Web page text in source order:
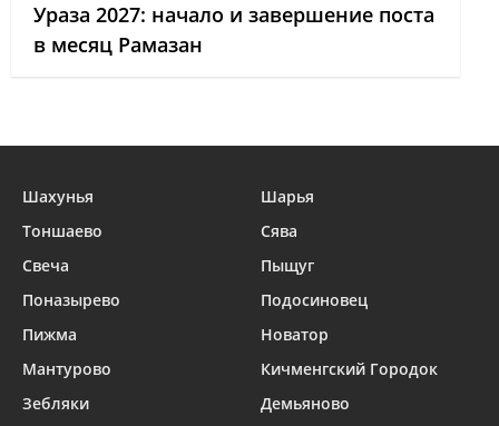
Ураза 2027: начало и завершение поста
в месяц Рамазан
Шахунья
Шарья
Тоншаево
Сява
Свеча
Пыщуг
Поназырево
Подосиновец
Пижма
Новатор
Мантурово
Кичменгский Городок
Зебляки
Демьяново